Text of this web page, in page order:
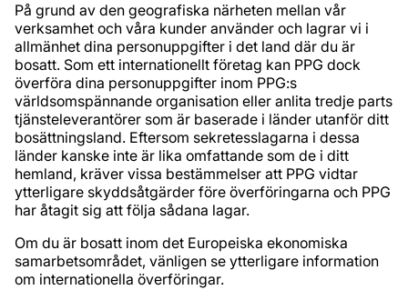
På grund av den geografiska närheten mellan vår
verksamhet och våra kunder använder och lagrar vi i
allmänhet dina personuppgifter i det land där du är
bosatt. Som ett internationellt företag kan PPG dock
överföra dina personuppgifter inom PPG:s
världsomspännande organisation eller anlita tredje parts
tjänsteleverantörer som är baserade i länder utanför ditt
bosättningsland. Eftersom sekretesslagarna i dessa
länder kanske inte är lika omfattande som de i ditt
hemland, kräver vissa bestämmelser att PPG vidtar
ytterligare skyddsåtgärder före överföringarna och PPG
har åtagit sig att följa sådana lagar.
Om du är bosatt inom det Europeiska ekonomiska
samarbetsområdet, vänligen se ytterligare information
om internationella överföringar.